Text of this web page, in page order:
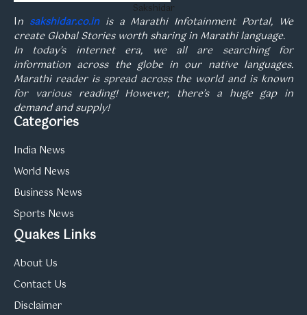
Sakshidar
In sakshidar.co.inis a Marathi Infotainment Portal, We
create Global Stories worth sharing in Marathi language.
In today’s internet era, we all are searching for
information across the globe in our native languages.
Marathi reader is spread across the world and is known
for various reading! However, there’s a huge gap in
demand and supply!
Categories
India News
World News
Business News
Sports News
Quakes Links
About Us
Contact Us
Disclaimer